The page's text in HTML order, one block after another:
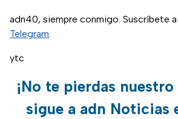
adn40, siempre conmigo. Suscríbete
Telegram.
ytc
¡No te pierdas
sigue a adn Noticias